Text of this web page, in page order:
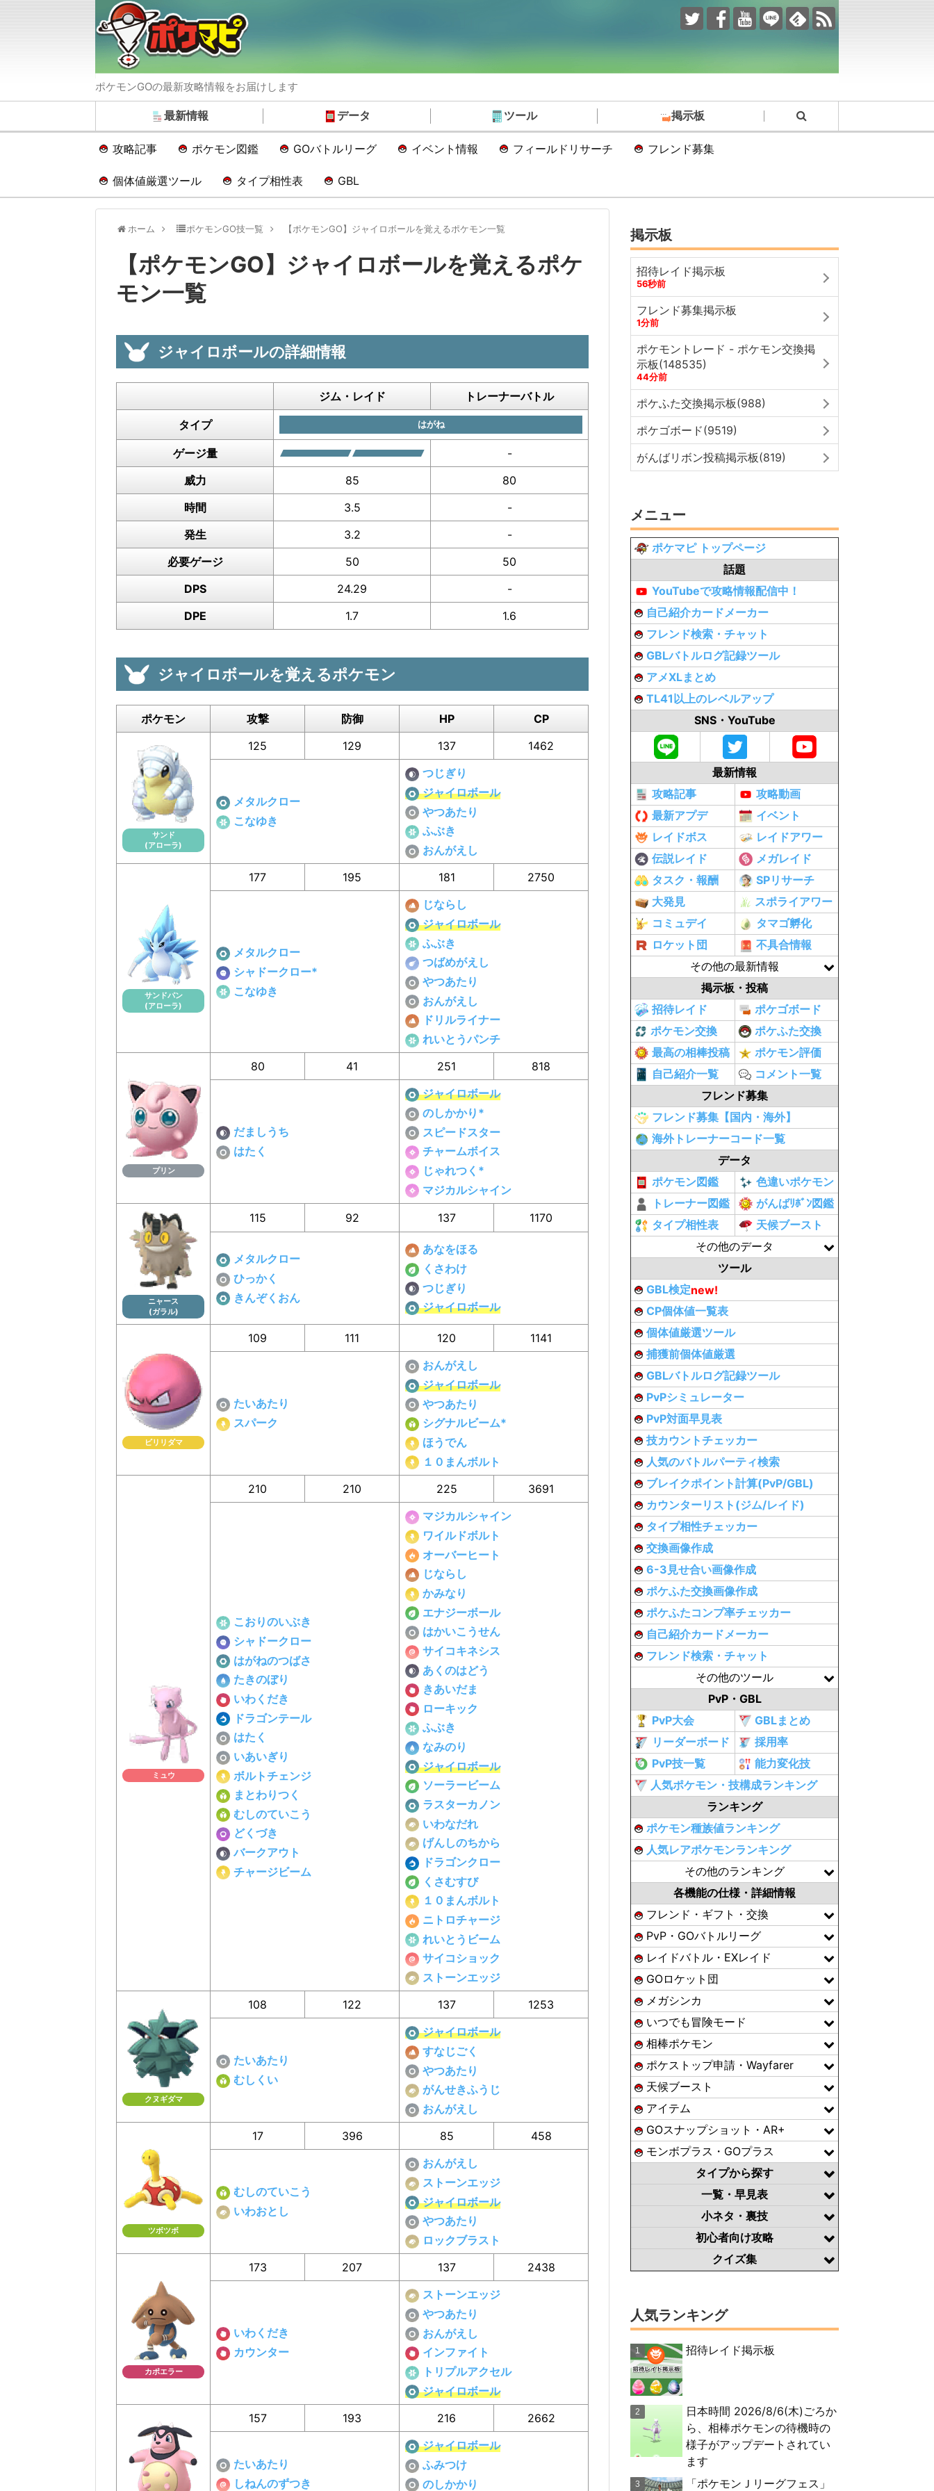
ポケモンGOの最新攻略情報をお届けします
最新情報 データ ツール 掲示板
攻略記事 ポケモン図鑑 GOバトルリーグ イベント情報 フィールドリサーチ フレンド募集
個体値厳選ツール タイプ相性表 GBL
ホーム ポケモンGO技一覧 【ポケモンGO】ジャイロボールを覚えるポケモン一覧
【ポケモンGO】ジャイロボールを覚えるポケ
モン一覧
ジャイロボールの詳細情報
ジム・レイド トレーナーバトル
タイプ はがね
ゲージ量
-
威力
85
80
時間
3.5
-
発生
3.2
-
必要ゲージ
50
50
DPS
24.29
-
DPE
1.7 1.6
ジャイロボールを覚えるポケモン
ポケモン 攻撃 防御 HP CP
サンド
(アローラ)
125 129 137 1462
メタルクロー
こなゆき
つじぎり
ジャイロボール
やつあたり
ふぶき
おんがえし
サンドパン
(アローラ)
177 195 181 2750
メタルクロー
シャドークロー*
こなゆき
じならし
ジャイロボール
ふぶき
つばめがえし
やつあたり
おんがえし
ドリルライナー
れいとうパンチ
プリン
80 41 251 818
だましうち
はたく
ジャイロボール
のしかかり*
スピードスター
チャームボイス
じゃれつく*
マジカルシャイン
ニャース
(ガラル)
115 92 137 1170
メタルクロー
ひっかく
きんぞくおん
あなをほる
くさわけ
つじぎり
ジャイロボール
ビリリダマ
109 111 120 1141
たいあたり
スパーク
おんがえし
ジャイロボール
やつあたり
シグナルビーム*
ほうでん
１０まんボルト
ミュウ
210 210 225 3691
こおりのいぶき
シャドークロー
はがねのつばさ
たきのぼり
いわくだき
ドラゴンテール
はたく
いあいぎり
ボルトチェンジ
まとわりつく
むしのていこう
どくづき
バークアウト
チャージビーム
マジカルシャイン
ワイルドボルト
オーバーヒート
じならし
かみなり
エナジーボール
はかいこうせん
サイコキネシス
あくのはどう
きあいだま
ローキック
ふぶき
なみのり
ジャイロボール
ソーラービーム
ラスターカノン
いわなだれ
げんしのちから
ドラゴンクロー
くさむすび
１０まんボルト
ニトロチャージ
れいとうビーム
サイコショック
ストーンエッジ
クヌギダマ
108 122 137 1253
たいあたり
むしくい
ジャイロボール
すなじごく
やつあたり
がんせきふうじ
おんがえし
ツボツボ
17 396 85 458
むしのていこう
いわおとし
おんがえし
ストーンエッジ
ジャイロボール
やつあたり
ロックブラスト
カポエラー
173 207 137 2438
いわくだき
カウンター
ストーンエッジ
やつあたり
おんがえし
インファイト
トリプルアクセル
ジャイロボール
157
193 216 2662
たいあたり
しねんのずつき
ジャイロボール
ふみつけ
のしかかり
掲示板
招待レイド掲示板
56秒前
フレンド募集掲示板
1分前
ポケモントレード - ポケモン交換掲
示板(148535)
44分前
ポケふた交換掲示板(988)
ポケゴボード(9519)
がんばリボン投稿掲示板(819)
メニュー
ポケマピ トップページ
話題
YouTubeで攻略情報配信中！
自己紹介カードメーカー
フレンド検索・チャット
GBLバトルログ記録ツール
アメXLまとめ
TL41以上のレベルアップ
SNS・YouTube
最新情報
攻略記事
攻略動画
最新アプデ
イベント
レイドボス
レイドアワー
伝説レイド
メガレイド
タスク・報酬
SPリサーチ
大発見
スポライアワー
コミュデイ
タマゴ孵化
ロケット団
不具合情報
その他の最新情報
掲示板・投稿
招待レイド
ポケゴボード
ポケモン交換
ポケふた交換
最高の相棒投稿
ポケモン評価
自己紹介一覧
コメント一覧
フレンド募集
フレンド募集【国内・海外】
海外トレーナーコード一覧
データ
ポケモン図鑑
色違いポケモン
トレーナー図鑑
がんばﾘﾎﾞﾝ図鑑
タイプ相性表
天候ブースト
その他のデータ
ツール
GBL検定new!
CP個体値一覧表
個体値厳選ツール
捕獲前個体値厳選
GBLバトルログ記録ツール
PvPシミュレーター
PvP対面早見表
技カウントチェッカー
人気のバトルパーティ検索
ブレイクポイント計算(PvP/GBL)
カウンターリスト(ジム/レイド)
タイプ相性チェッカー
交換画像作成
6-3見せ合い画像作成
ポケふた交換画像作成
ポケふたコンプ率チェッカー
自己紹介カードメーカー
フレンド検索・チャット
その他のツール
PvP・GBL
PvP大会
GBLまとめ
リーダーボード
採用率
PvP技一覧
能力変化技
人気ポケモン・技構成ランキング
ランキング
ポケモン種族値ランキング
人気レアポケモンランキング
その他のランキング
各機能の仕様・詳細情報
フレンド・ギフト・交換
PvP・GOバトルリーグ
レイドバトル・EXレイド
GOロケット団
メガシンカ
いつでも冒険モード
相棒ポケモン
ポケストップ申請・Wayfarer
天候ブースト
アイテム
GOスナップショット・AR+
モンボプラス・GOプラス
タイプから探す
一覧・早見表
小ネタ・裏技
初心者向け攻略
クイズ集
人気ランキング
招待レイド掲示板
日本時間 2026/8/6(木)ごろか
ら、相棒ポケモンの待機時の
様子がアップデートされてい
ます
「ポケモンＪリーグフェス」